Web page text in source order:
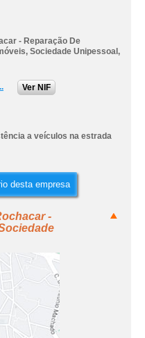
- Reparação De
Sociedade Unipessoal,
Ver NIF
a veículos na estrada
desta empresa
-